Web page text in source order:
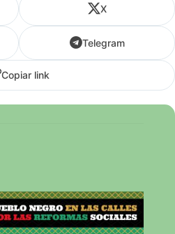
X
Telegram
Copiar link